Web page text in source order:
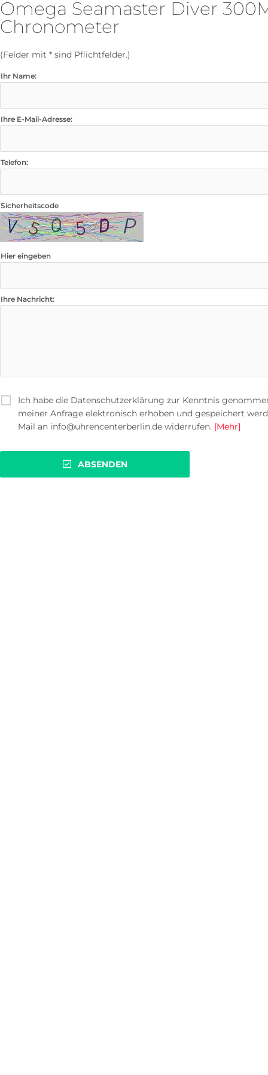
Omega Seamaster Diver
Chronometer
(Felder mit * sind Pflichtfelder.)
Ihr Name:
Ihre E-Mail-Adresse:
Telefon:
Sicherheitscode
Hier eingeben
Ihre Nachricht:
Ich habe die Datenschutzerklärung zur Kenntnis
meiner Anfrage elektronisch erhoben und gespeichert
Mail an info@uhrencenterberlin.de widerrufen. [Mehr]
ABSENDEN